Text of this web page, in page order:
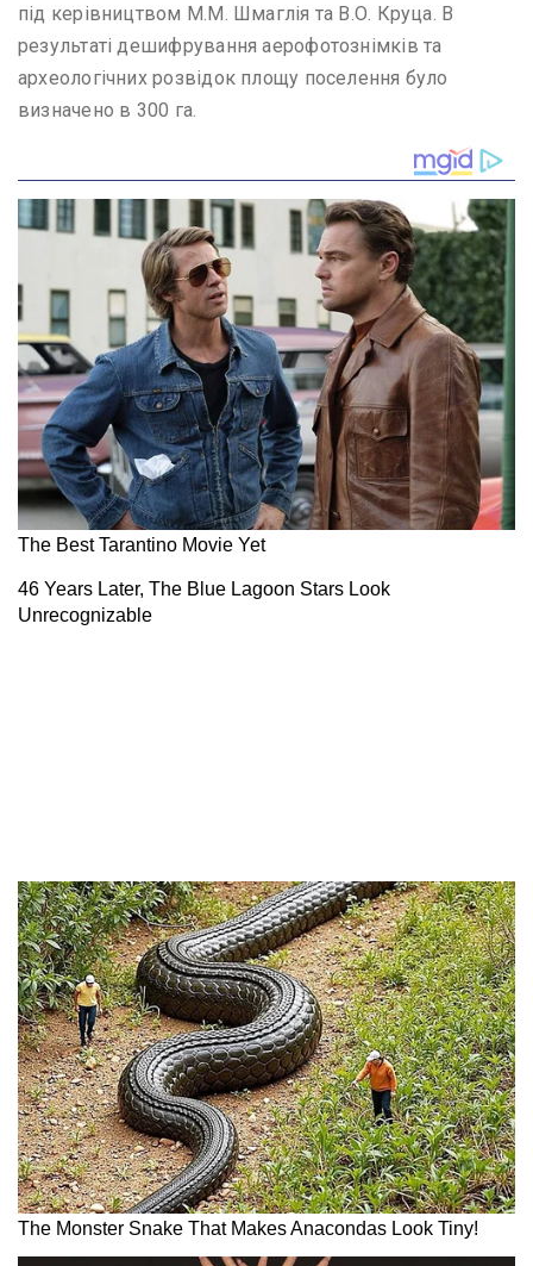
під керівництвом М.М. Шмаглія та В.О. Круца. В
результаті дешифрування аерофотознімків та
археологічних розвідок площу поселення було
визначено в 300 га.